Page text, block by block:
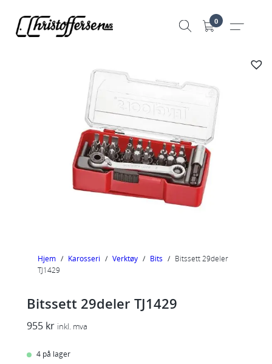
0
Hjem / Karosseri / Verktøy / Bits / Bitssett 29deler
TJ1429
Bitssett 29deler TJ1429
955 kr inkl. mva
4 på lager